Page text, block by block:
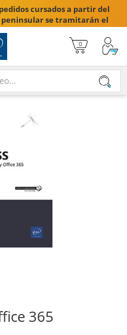
cursados a partir del
peninsular se tramitarán el

365